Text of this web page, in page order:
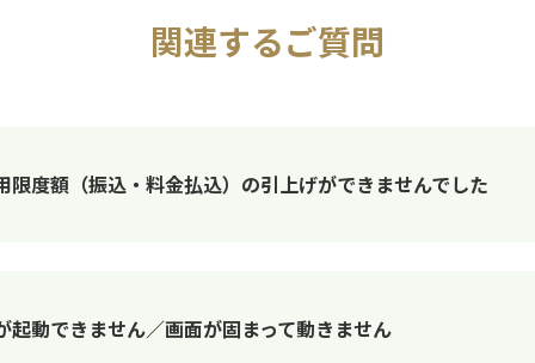
関連するご質問
度額（振込・料金払込）の引上げができませんでした
動できません／画面が固まって動きません